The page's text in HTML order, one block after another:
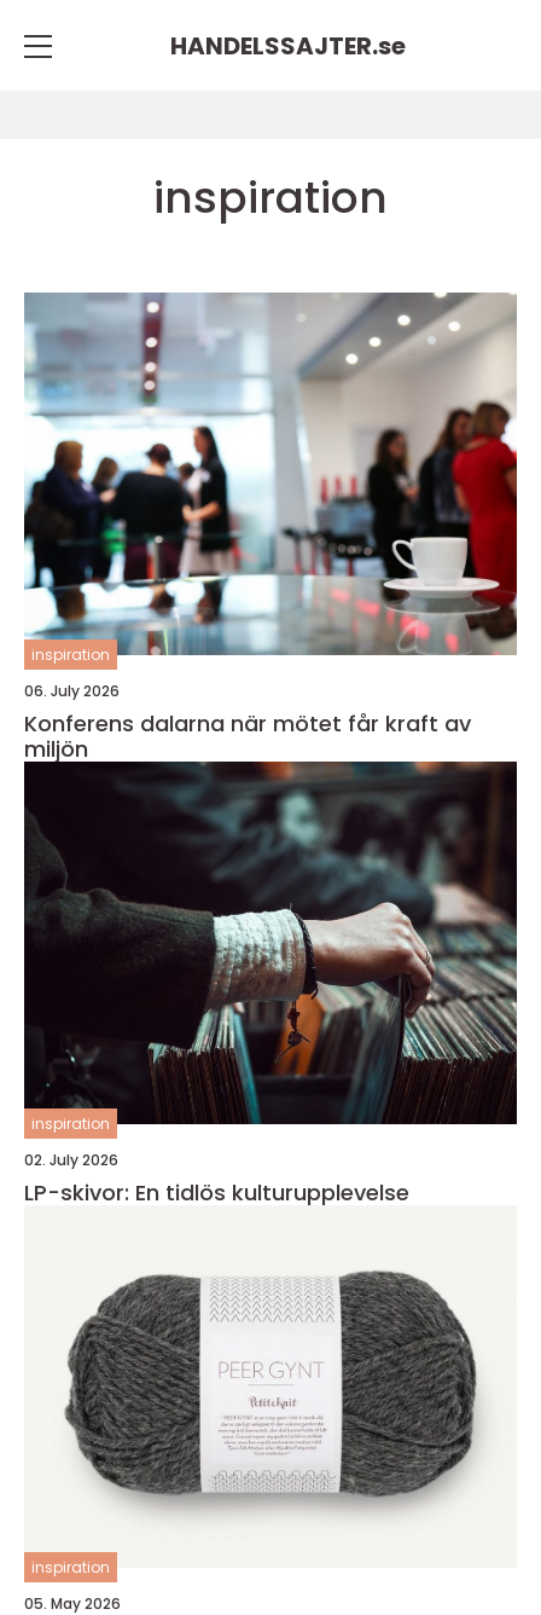
HANDELSSAJTER.se
inspiration
inspiration
06. July 2026
Konferens dalarna när mötet får kraft av
miljön
inspiration
02. July 2026
LP-skivor: En tidlös kulturupplevelse
inspiration
05. May 2026